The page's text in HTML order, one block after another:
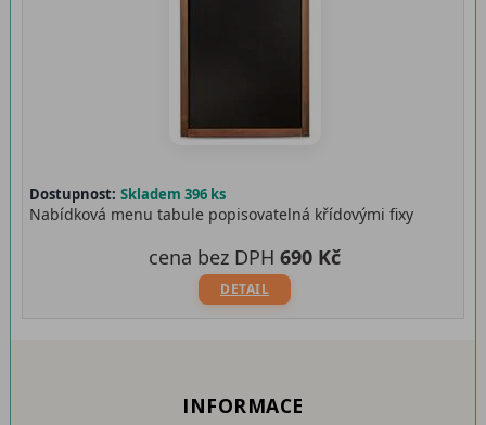
Dostupnost: Skladem 396 ks
Nabídková menu tabule popisovatelná křídovými fixy
DETAIL
cena bez DPH 690 Kč
INFORMACE